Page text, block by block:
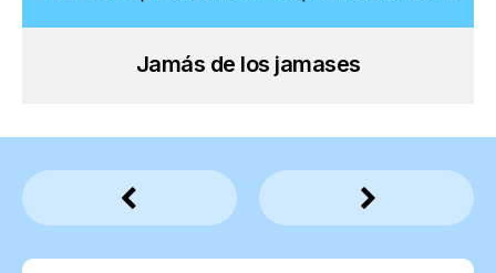
Jamás de los jamases